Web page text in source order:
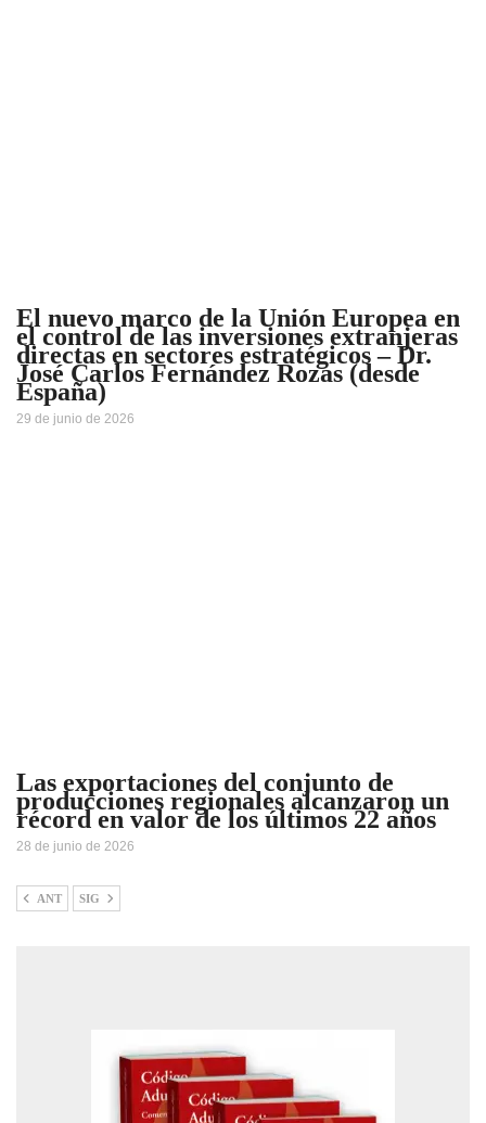
El nuevo marco de la Unión Europea en
el control de las inversiones extranjeras
directas en sectores estratégicos – Dr.
José Carlos Fernández Rozas (desde
España)
29 de junio de 2026
Las exportaciones del conjunto de
producciones regionales alcanzaron un
récord en valor de los últimos 22 años
28 de junio de 2026
ANT SIG